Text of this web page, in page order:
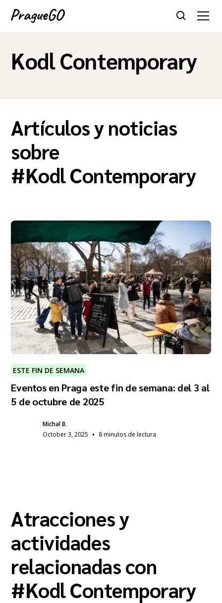
Kodl Contemporary
Artículos y noticias
sobre
#Kodl Contemporary
ESTE FIN DE SEMANA
Eventos en Praga este fin de semana: del 3 al
5 de octubre de 2025
Michal B.
October 3, 2025 • 8 minutos de lectura
Atracciones y
actividades
relacionadas con
#Kodl Contemporary